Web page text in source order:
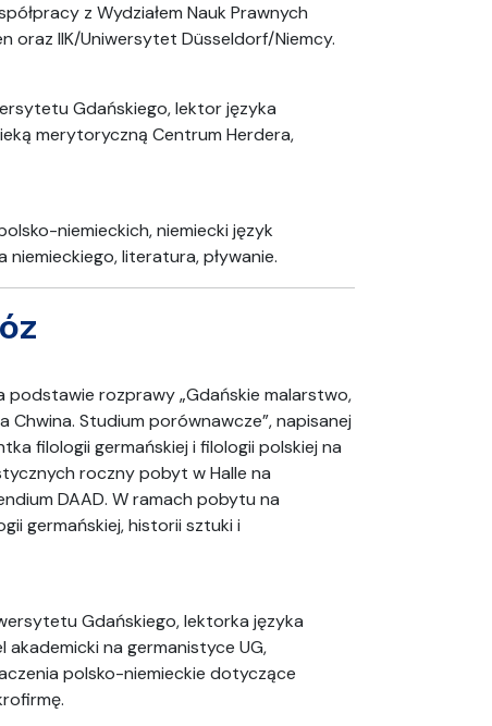
z Wydziałem Nauk Prawnych
oraz IIK/Uniwersytet Düsseldorf/Niemcy.
Gdańskiego, lektor języka
merytoryczną Centrum Herdera,
niemieckich, niemiecki język
literatura, pływanie.
rozprawy „Gdańskie malarstwo,
Studium porównawcze”, napisanej
filologii germańskiej i filologii polskiej na
roczny pobyt w Halle na
DAAD. W ramach pobytu na
germańskiej, historii sztuki i
Gdańskiego, lektorka języka
na germanistyce UG,
polsko-niemieckie dotyczące